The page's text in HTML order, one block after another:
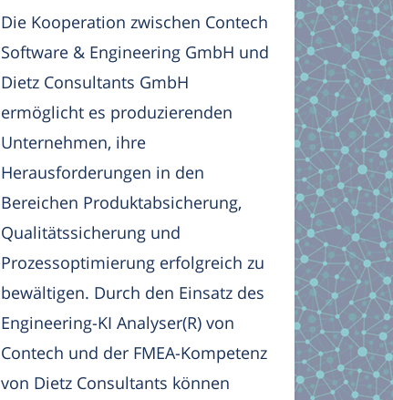
Die Kooperation zwischen Contech
Software & Engineering GmbH und
Dietz Consultants GmbH
ermöglicht es produzierenden
Unternehmen, ihre
Herausforderungen in den
Bereichen Produktabsicherung,
Qualitätssicherung und
Prozessoptimierung erfolgreich zu
bewältigen. Durch den Einsatz des
Engineering-KI Analyser(R) von
Contech und der FMEA-Kompetenz
von Dietz Consultants können